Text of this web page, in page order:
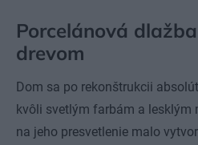
Porcelánová
drevom
Dom sa po rekonštrukcii
kvôli svetlým farbám a lesklým
na jeho presvetlenie malo